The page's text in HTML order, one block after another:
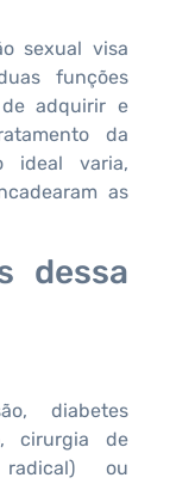
sexual visa
funções
adquirir e
da
ideal varia,
as
dessa
diabetes
cirurgia de
radical) ou